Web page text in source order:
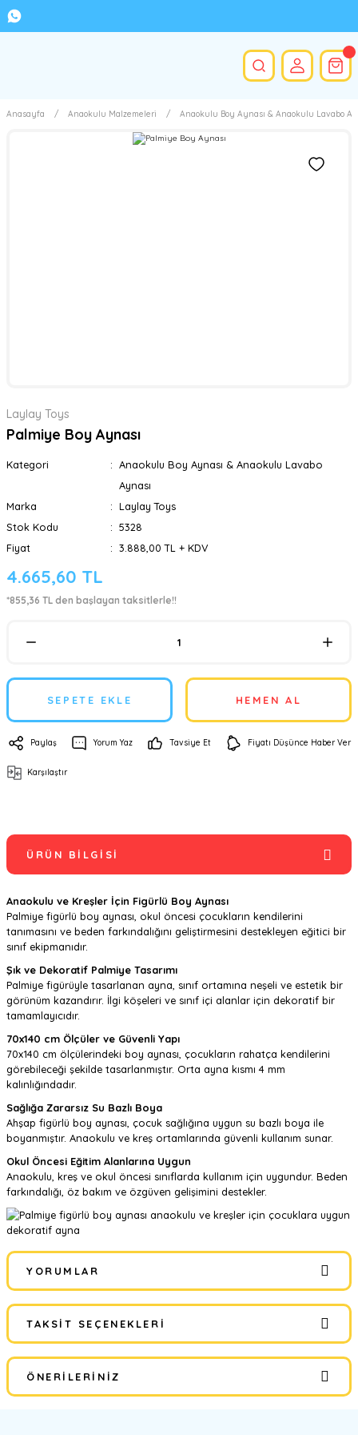
Anasayfa Anaokulu Malzemeleri Anaokulu Boy Aynası & Anaokulu Lavabo
Laylay Toys
Palmiye Boy Aynası
Kategori
Anaokulu Boy Aynası & Anaokulu Lavabo
Aynası
Marka
Laylay Toys
Stok Kodu
5328
Fiyat
3.888,00 TL + KDV
4.665,60 TL
*855,36 TL den başlayan taksitlerle!!
SEPETE EKLE HEMEN AL
Paylaş Yorum Yaz Tavsiye Et Fiyatı Düşünce Haber Ver
Karşılaştır
ÜRÜN BILGISI
Anaokulu ve Kreşler İçin Figürlü Boy Aynası
Palmiye figürlü boy aynası, okul öncesi çocukların kendilerini
tanımasını ve beden farkındalığını geliştirmesini destekleyen eğitici bir
sınıf ekipmanıdır.
Şık ve Dekoratif Palmiye Tasarımı
Palmiye figürüyle tasarlanan ayna, sınıf ortamına neşeli ve estetik bir
görünüm kazandırır. İlgi köşeleri ve sınıf içi alanlar için dekoratif bir
tamamlayıcıdır.
70x140 cm Ölçüler ve Güvenli Yapı
70x140 cm ölçülerindeki boy aynası, çocukların rahatça kendilerini
görebileceği şekilde tasarlanmıştır. Orta ayna kısmı 4 mm
kalınlığındadır.
Sağlığa Zararsız Su Bazlı Boya
Ahşap figürlü boy aynası, çocuk sağlığına uygun su bazlı boya ile
boyanmıştır. Anaokulu ve kreş ortamlarında güvenli kullanım sunar.
Okul Öncesi Eğitim Alanlarına Uygun
Anaokulu, kreş ve okul öncesi sınıflarda kullanım için uygundur. Beden
farkındalığı, öz bakım ve özgüven gelişimini destekler.
YORUMLAR
Bu ürüne ilk yorumu siz yapın!
Yorum Yaz
TAKSIT SEÇENEKLERI
ÖNERILERINIZ